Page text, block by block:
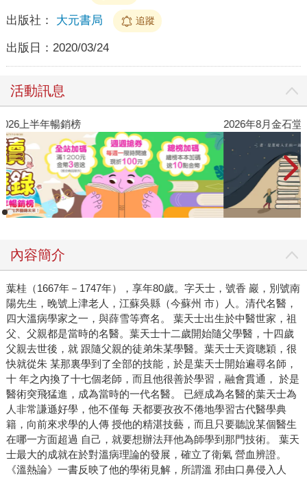
出版社： 大元書局 追蹤
出版日： 2020/03/24
活動訊息
閱讀漫遊錄-2026上半年暢銷榜
內容簡介
葉桂（1667年－1747年），享年80歲。字天士，號香 巖，別號南
陽先生，晚號上津老人，江蘇吳縣（今蘇州 市）人。清代名醫，
四大溫病學家之一，與薛雪等齊名。 葉天士出生於中醫世家，祖
父、父親都是當時的名醫。葉天士十二歲開始隨父學醫，十四歲
父親去世後，就 跟隨父親的徒弟朱某學醫。葉天士天資聰穎，很
快就從朱 某那裏學到了全部的技能，於是葉天士開始遍尋名師，
十 年之內換了十七個老師，而且他很善於學習，融會貫通， 於是
醫術突飛猛進，成為當時的一代名醫。 已經成為名醫的葉天士為
人非常謙遜好學，他不僅每 天都要孜孜不倦地學習古代醫學典
籍，向前來求學的人傳 授他的精湛技藝，而且只要聽說某個醫生
在哪一方面超過 自己，就要想辦法拜他為師學到那門技術。 葉天
士最大的成就在於對溫病理論的發展，確立了衛氣 營血辨證。
《溫熱論》一書反映了他的學術見解，所謂溫 邪由口鼻侵入人